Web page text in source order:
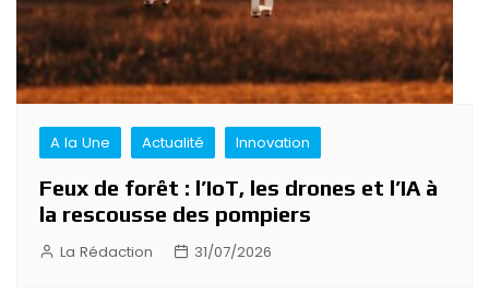
A la Une Actualité Innovation
Feux de forêt : l’IoT, les drones et l’IA à
la rescousse des pompiers
La Rédaction 31/07/2026